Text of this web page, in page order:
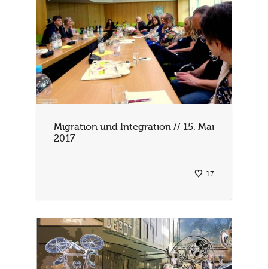
Migration und Integration // 15. Mai
2017
17